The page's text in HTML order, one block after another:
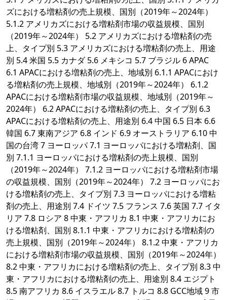
ズにおける増粘剤の売上規模、国別（2019年～2024年）
5.1.2 アメリカズにおける増粘剤市場の収益規模、国別
（2019年～2024年） 5.2 アメリカズにおける増粘剤の売
上、タイプ別 5.3 アメリカズにおける増粘剤の売上、用途
別 5.4 米国 5.5 カナダ 5.6 メキシコ 5.7 ブラジル 6 APAC
6.1 APACにおける増粘剤の売上、地域別 6.1.1 APACにおけ
る増粘剤の売上規模、地域別（2019年～2024年） 6.1.2
APACにおける増粘剤市場の収益規模、地域別（2019年～
2024年） 6.2 APACにおける増粘剤の売上、タイプ別 6.3
APACにおける増粘剤の売上、用途別 6.4 中国 6.5 日本 6.6
韓国 6.7 東南アジア 6.8 インド 6.9 オーストラリア 6.10 中
国の台湾 7 ヨーロッパ 7.1 ヨーロッパにおける増粘剤、国
別 7.1.1 ヨーロッパにおける増粘剤の売上規模、国別
（2019年～2024年） 7.1.2 ヨーロッパにおける増粘剤市場
の収益規模、国別（2019年～2024年） 7.2 ヨーロッパにお
ける増粘剤の売上、タイプ別 7.3 ヨーロッパにおける増粘
剤の売上、用途別 7.4 ドイツ 7.5 フランス 7.6 英国 7.7 イタ
リア 7.8 ロシア 8 中東・アフリカ 8.1 中東・アフリカにお
ける増粘剤、国別 8.1.1 中東・アフリカにおける増粘剤の
売上規模、国別（2019年～2024年） 8.1.2 中東・アフリカ
における増粘剤市場の収益規模、国別（2019年～2024年）
8.2 中東・アフリカにおける増粘剤の売上、タイプ別 8.3 中
東・アフリカにおける増粘剤の売上、用途別 8.4 エジプト
8.5 南アフリカ 8.6 イスラエル 8.7 トルコ 8.8 GCC地域 9 市